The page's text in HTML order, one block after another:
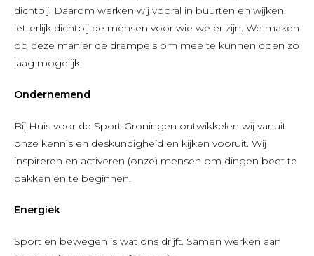
dichtbij. Daarom werken wij vooral in buurten en wijken,
letterlijk dichtbij de mensen voor wie we er zijn. We maken
op deze manier de drempels om mee te kunnen doen zo
laag mogelijk.
Ondernemend
Bij Huis voor de Sport Groningen ontwikkelen wij vanuit
onze kennis en deskundigheid en kijken vooruit. Wij
inspireren en activeren (onze) mensen om dingen beet te
pakken en te beginnen.
Energiek
Sport en bewegen is wat ons drijft. Samen werken aan